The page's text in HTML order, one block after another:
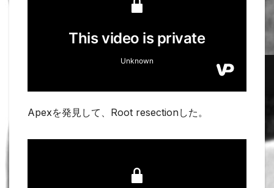
Apexを発見して、Root resectionした。